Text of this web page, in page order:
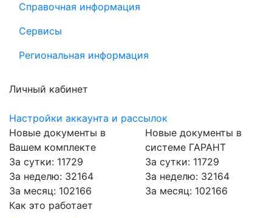
Справочная информация
Сервисы
Региональная информация
Личный кабинет
Настройки аккаунта и рассылок
Новые документы в
Вашем комплекте
За сутки: 11729
За неделю: 32164
За месяц: 102166
Новые документы в
системе ГАРАНТ
За сутки: 11729
За неделю: 32164
За месяц: 102166
Как это работает